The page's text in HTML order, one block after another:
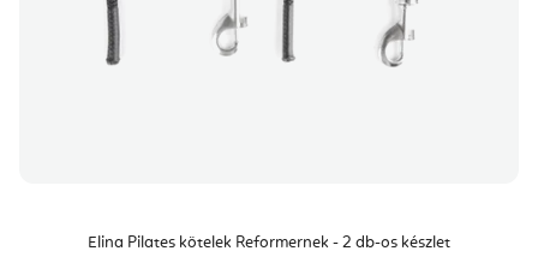
Elina Pilates kötelek Reformernek - 2 db-os készlet